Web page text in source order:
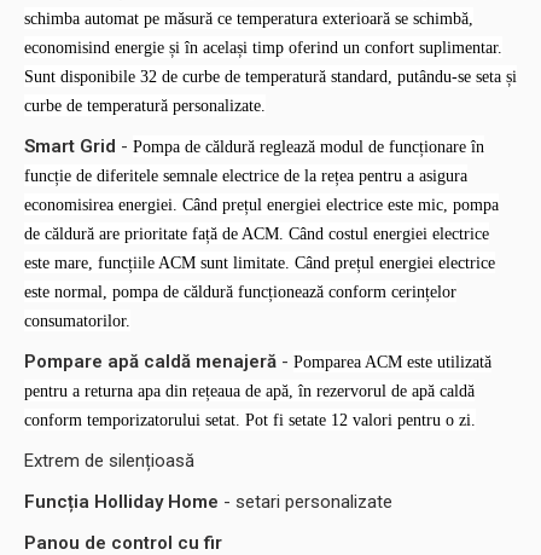
schimba automat pe măsură ce temperatura exterioară se schimbă,
economisind energie și în același timp oferind un confort suplimentar.
Sunt disponibile 32 de curbe de temperatură standard, putându-se seta și
curbe de temperatură personalizate.
Smart Grid - Pompa de căldură reglează modul de funcționare în
funcție de diferitele semnale electrice de la rețea pentru a asigura
economisirea energiei. Când prețul energiei electrice este mic, pompa
de căldură are prioritate față de ACM. Când costul energiei electrice
este mare, funcțiile ACM sunt limitate. Când prețul energiei electrice
este normal, pompa de căldură funcționează conform cerințelor
consumatorilor.
Pompare apă caldă menajeră - Pomparea ACM este utilizată
pentru a returna apa din rețeaua de apă, în rezervorul de apă caldă
conform temporizatorului setat. Pot fi setate 12 valori pentru o zi.
Extrem de silențioasă
Funcția Holliday Home - setari personalizate
Panou de control cu fir